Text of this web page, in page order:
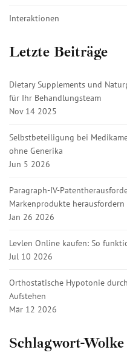
Interaktionen
Letzte Beiträge
Dietary Supplements und
für Ihr Behandlungsteam
Nov 14 2025
Selbstbeteiligung bei
ohne Generika
Jun 5 2026
Paragraph-IV-
Markenprodukte herausfordern
Jan 26 2026
Levlen Online kaufen: So
Jul 10 2026
Orthostatische Hypotonie
Aufstehen
Mär 12 2026
Schlagwort-Wolke